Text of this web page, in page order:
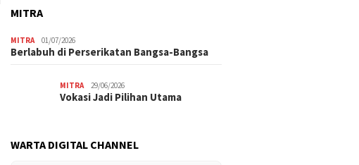
MITRA
MITRA 01/07/2026
Berlabuh di Perserikatan Bangsa-Bangsa
MITRA 29/06/2026
Vokasi Jadi Pilihan Utama
WARTA DIGITAL CHANNEL